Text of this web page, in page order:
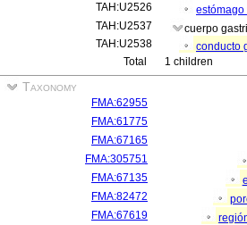
TAH:U2526
estómago
TAH:U2537
cuerpo
TAH:U2538
conducto
Total
1 children
Taxonomy
FMA:62955
FMA:61775
FMA:67165
FMA:305751
FMA:67135
FMA:82472
FMA:67619